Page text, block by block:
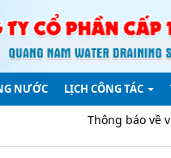
NƯỚC LỊCH CÔNG TÁC
Thông báo về việc thay